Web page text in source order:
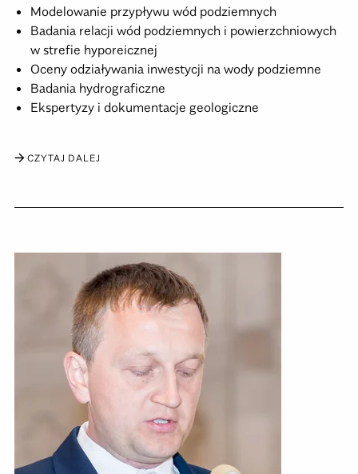
Modelowanie przypływu wód podziemnych
Badania relacji wód podziemnych i powierzchniowych
w strefie hyporeicznej
Oceny odziaływania inwestycji na wody podziemne
Badania hydrograficzne
Ekspertyzy i dokumentacje geologiczne
CZYTAJ DALEJ